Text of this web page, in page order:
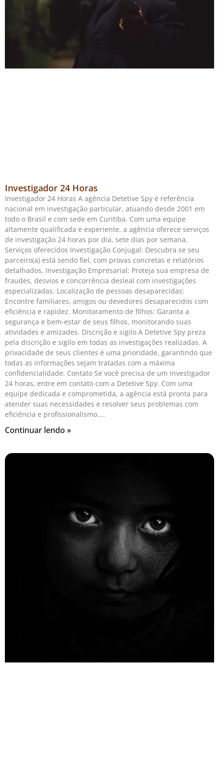
Investigador 24 Horas
Investigador 24 Horas A agência Detetive Spy é referência
nacional em investigação particular, atuando desde 2001 em
todo o Brasil e com sede em Curitiba. Com uma equipe
altamente qualificada e experiente, a agência oferece serviços
de investigação 24 horas por dia, sete dias por semana.
Serviços oferecidos Investigação Conjugal: Descubra se seu
parceiro(a) está sendo fiel, com provas concretas e relatórios
detalhados. Investigação Empresarial: Proteja sua empresa de
fraudes, desvios e concorrência desleal com investigações
especializadas. Localização de pessoas desaparecidas:
Encontre familiares, amigos ou devedores desaparecidos com
eficiência e rapidez. Monitoramento de filhos: Garanta a
segurança e bem-estar de seus filhos, monitorando suas
atividades e amizades. Discrição e sigilo A Detetive Spy preza
pela discrição e sigilo em todas as investigações realizadas. A
privacidade de seus clientes é uma prioridade, garantindo que
todas as informações sejam tratadas com a máxima
confidencialidade. Contato Se você precisa de um investigador
24 horas, entre em contato com a Detetive Spy. Com uma
equipe dedicada e comprometida, a agência está pronta para
atender suas necessidades e resolver seus problemas com
eficiência e profissionalismo.
Continuar lendo »